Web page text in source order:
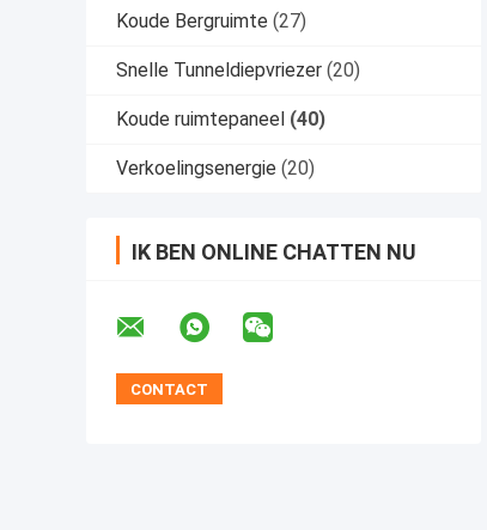
Koude Bergruimte (27)
Snelle Tunneldiepvriezer (20)
Koude ruimtepaneel (40)
Verkoelingsenergie (20)
IK BEN ONLINE CHATTEN NU